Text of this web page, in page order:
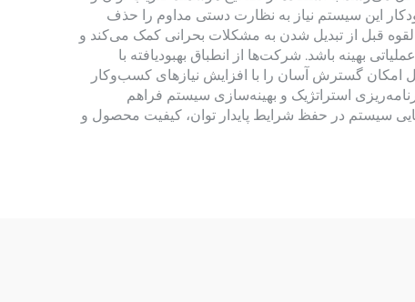
این سیستم نیاز به نظارت دستی مداوم را حذف
قبل از تبدیل شدن به مشکلات بحرانی کمک می‌کند و
بهینه باشد. شرکت‌ها از انطباق بهبودیافته با
امکان گسترش آسان را با افزایش نیازهای کسب‌وکار
استراتژیک و بهینه‌سازی سیستم فراهم
سیستم در حفظ شرایط پایدار توان، کیفیت محصول و